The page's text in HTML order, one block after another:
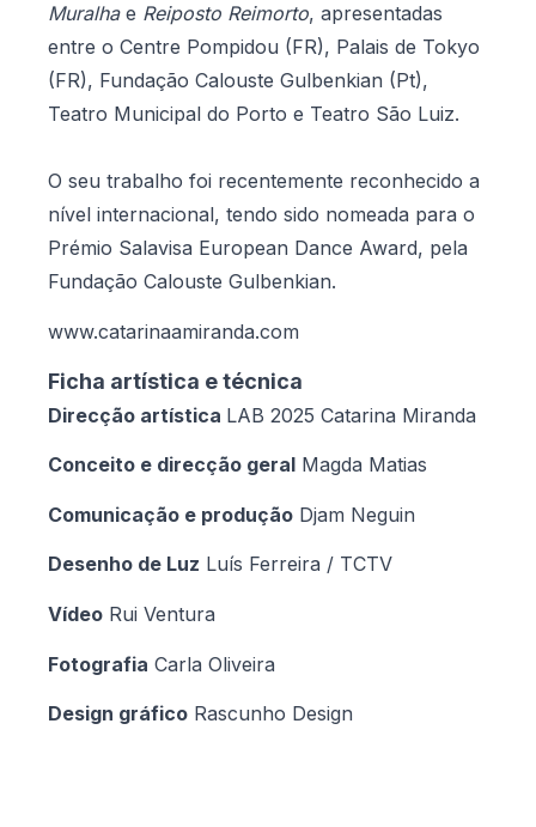
Muralhae Reiposto Reimorto, apresentadas
entre o Centre Pompidou (FR), Palais de Tokyo
(FR), Fundação Calouste Gulbenkian (Pt),
Teatro Municipal do Porto e Teatro São Luiz.
O seu trabalho foi recentemente reconhecido a
nível internacional, tendo sido nomeada para o
Prémio Salavisa European Dance Award, pela
Fundação Calouste Gulbenkian.
www.catarinaamiranda.com
Ficha artística e técnica
Direcção artística LAB 2025 Catarina Miranda
Conceito e direcção geral Magda Matias
Comunicação e produção Djam Neguin
Desenho de Luz Luís Ferreira / TCTV
Vídeo Rui Ventura
Fotografia Carla Oliveira
Design gráfico Rascunho Design